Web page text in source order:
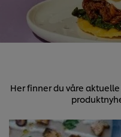
Her finner du våre